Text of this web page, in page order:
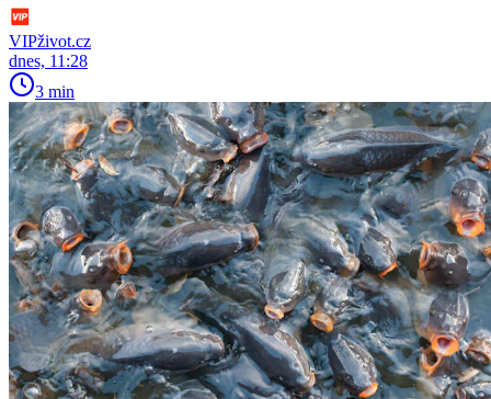
VIPživot.cz
dnes, 11:28
3 min